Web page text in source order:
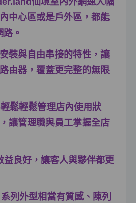
中心區或是戶外區，都能
。
裝與自由串接的特性，讓
由器，覆蓋更完整的無限
鬆輕鬆管理店內使用狀
讓管理職與員工掌握全店
益良好，讓客人與夥伴都更
列外型相當有質感、陳列